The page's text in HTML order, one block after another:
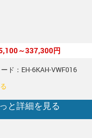
～337,300円
ド：EH-6KAH-VWF016
と詳細を見る